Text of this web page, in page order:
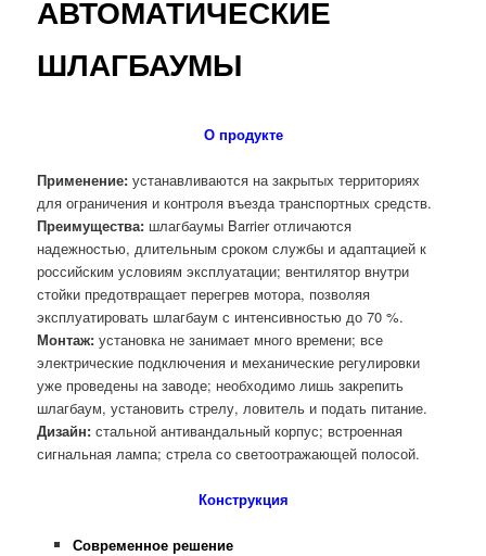
АВТОМАТИЧЕСКИЕ
ШЛАГБАУМЫ
О продукте
Применение: устанавливаются на закрытых территориях
для ограничения и контроля въезда транспортных средств.
Преимущества: шлагбаумы Barrier отличаются
надежностью, длительным сроком службы и адаптацией к
российским условиям эксплуатации; вентилятор внутри
стойки предотвращает перегрев мотора, позволяя
эксплуатировать шлагбаум с интенсивностью до 70 %.
Монтаж: установка не занимает много времени; все
электрические подключения и механические регулировки
уже проведены на заводе; необходимо лишь закрепить
шлагбаум, установить стрелу, ловитель и подать питание.
Дизайн: стальной антивандальный корпус; встроенная
сигнальная лампа; стрела со светоотражающей полосой.
Конструкция
Современное решение